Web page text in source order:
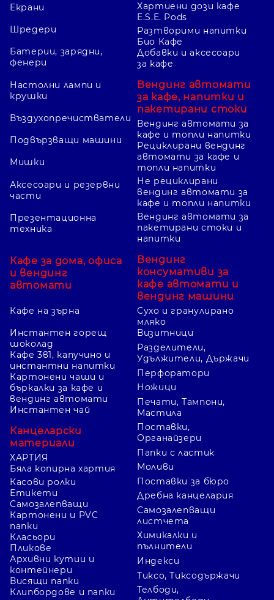
Екрани
Шредери
Батерии, зарядни,
фенери
Настолни лампи и
крушки
Въздухопречистватели
Подвързващи машини
Мишки
Аксесоари и резервни
части
Презентационна
техника
Кафе за дома, офиса
и вендинг
автомати
Кафе на зърна
Хартиени дози кафе
E.S.E. Pods
Разтворими напитки
Био Кафе
Добавки и аксесоари
за кафе
Вендинг автомати
за кафе, напитки и
пакетирани стоки
Вендинг автомати за
кафе и топли напитки
Рециклирани вендинг
автомати за кафе и
топли напитки
Не рециклирани
вендинг автомати за
кафе и топли напитки
Вендинг автомати за
пакетирани стоки и
напитки
Вендинг
консумативи за
кафе автомати и
вендинг машини
Сухо и гранулирано
мляко
Инстантен горещ
шоколад
Кафе 3в1, капучино и
инстантни напитки
Картонени чаши и
бъркалки за кафе и
вендинг автомати
Инстантен чай
Канцеларски
материали
ХАРТИЯ
Бяла копирна хартия
Касови ролки
Етикети
Самозалепващи
Картонени и PVC
папки
Класьори
Пликове
Архивни кутии и
контейнери
Висящи папки
Клипбордове и папки
Визитници
Разделители,
Удължители, Държачи
Перфоратори
Ножици
Печати, Тампони,
Мастила
Поставки,
Органайзери
Папки с ластик
Моливи
Поставки за бюро
Дребна канцелария
Самозалепващи
листчета
Химикалки и
пълнители
Индекси
Тиксо, Тиксодържачи
Телбоди,